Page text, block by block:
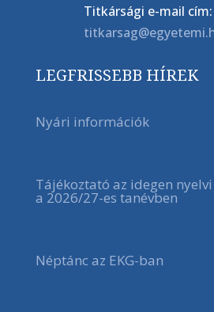
Titkársági e-mail cím:
LEGFRISSEBB HÍREK
Nyári információk
Tájékoztató az idegen
a 2026/27-es tanévben
Néptánc az EKG-ban